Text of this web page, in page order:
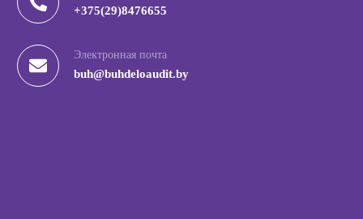
+375(29)8476655
Электронная почта
buh@buhdeloaudit.by